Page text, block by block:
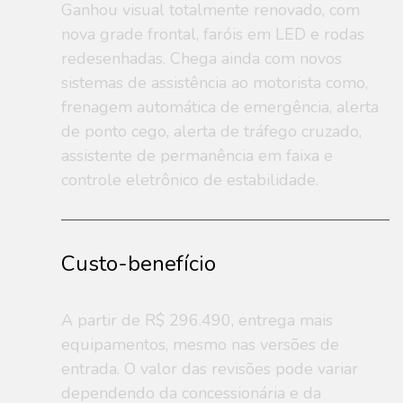
Ganhou visual totalmente renovado, com
nova grade frontal, faróis em LED e rodas
redesenhadas. Chega ainda com novos
sistemas de assistência ao motorista como,
frenagem automática de emergência, alerta
de ponto cego, alerta de tráfego cruzado,
assistente de permanência em faixa e
controle eletrônico de estabilidade.
Custo-benefício
A partir de R$ 296.490, entrega mais
equipamentos, mesmo nas versões de
entrada. O valor das revisões pode variar
dependendo da concessionária e da